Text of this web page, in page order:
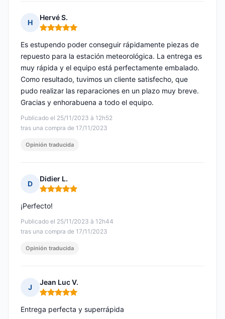
H
Hervé S.
Nota: 5 de 5
Publicado el 25/11/2023 à 12h52
tras una compra de 17/11/2023
Es estupendo poder conseguir rápidamente piezas de
repuesto para la estación meteorológica. La entrega es
muy rápida y el equipo está perfectamente embalado.
Como resultado, tuvimos un cliente satisfecho, que
pudo realizar las reparaciones en un plazo muy breve.
Gracias y enhorabuena a todo el equipo.
Opinión traducida
D
Didier L.
Nota: 5 de 5
Publicado el 25/11/2023 à 12h44
tras una compra de 17/11/2023
¡Perfecto!
Opinión traducida
J
Jean Luc V.
Nota: 5 de 5
Entrega perfecta y superrápida